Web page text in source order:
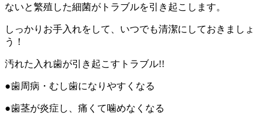
ないと繁殖した細菌がトラブルを引き起こします。
しっかりお手入れをして、いつでも清潔にしておきましょ
う！
汚れた入れ歯が引き起こすトラブル!!
●歯周病・むし歯になりやすくなる
●歯茎が炎症し、痛くて噛めなくなる